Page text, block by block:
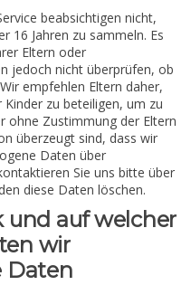
beabsichtigen nicht,
16 Jahren zu sammeln. Es
Eltern oder
jedoch nicht überprüfen, ob
empfehlen Eltern daher,
zu beteiligen, um zu
ohne Zustimmung der Eltern
überzeugt sind, dass wir
Daten über
Sie uns bitte über
diese Daten löschen.
und auf welcher
wir
Daten